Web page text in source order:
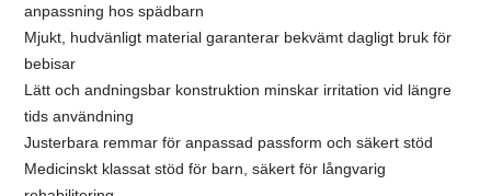
anpassning hos spädbarn
Mjukt, hudvänligt material garanterar bekvämt dagligt bruk för
bebisar
Lätt och andningsbar konstruktion minskar irritation vid längre
tids användning
Justerbara remmar för anpassad passform och säkert stöd
Medicinskt klassat stöd för barn, säkert för långvarig